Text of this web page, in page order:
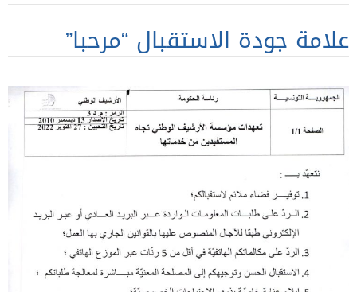
علامة جودة الاستقبال “مرحبا”